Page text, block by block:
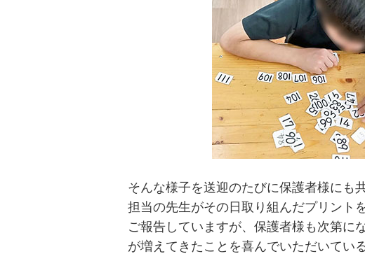
そんな様子を送迎のたびに保護者様にも
担当の先生がその日取り組んだプリント
ご報告していますが、保護者様も次第に
が増えてきたことを喜んでいただいてい